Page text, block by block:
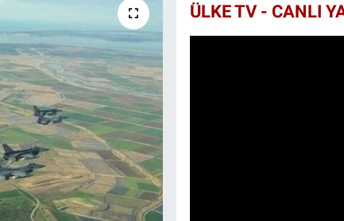
ÜLKE TV - CANLI